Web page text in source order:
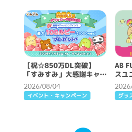
【祝☆850万DL突破】
「すみすみ」大感謝キャン
ペーン開催♪
2026/08/04
イベント・キャンペーン
AB
スユ
発売
グッ